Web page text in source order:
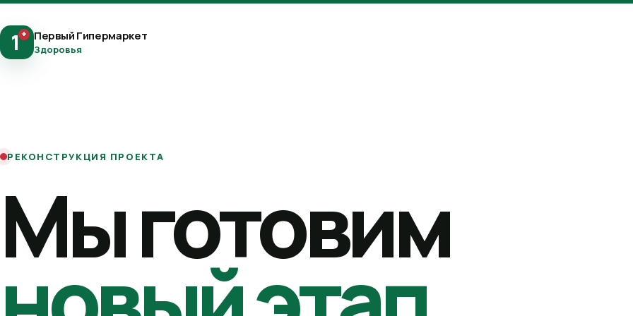
1+ Первый Гипермаркет
Здоровья
РЕКОНСТРУКЦИЯ ПРОЕКТА
Мы готовим